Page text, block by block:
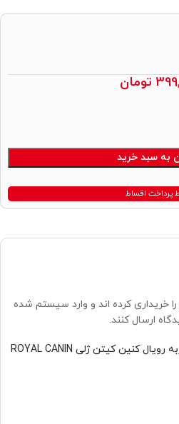
تومان
به سبد خرید
پرداخت اقساط
غذای پوچ بچه گربه رویال کنین کیتن ژلی ROYAL CANIN
خریداری کرده اند و وارد سیستم شده
ارسال کنند.